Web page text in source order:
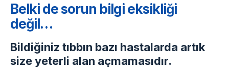
Belki de sorun bilgi eksikliği
değil…
Bildiğiniz tıbbın bazı hastalarda artık
size yeterli alan açmamasıdır.